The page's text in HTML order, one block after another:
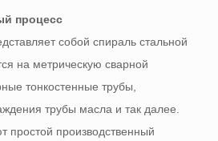
процесс
собой спираль стальной
на метрическую сварной
тонкостенные трубы,
трубы масла и так далее.
простой производственный